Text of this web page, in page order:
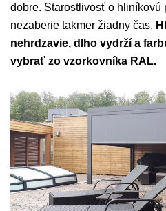
dobre. Starostlivosť o hliníkovú
nezaberie takmer žiadny čas.
nehrdzavie, dlho vydrží a
vybrať zo vzorkovníka RAL.